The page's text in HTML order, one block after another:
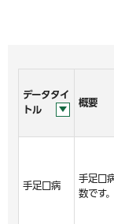
データタイ
トル
概要
手足口病
手足口
数です